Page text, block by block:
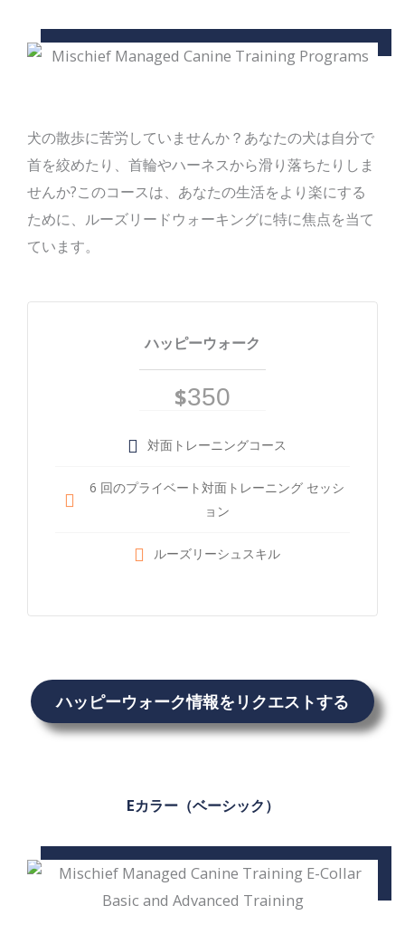
犬の散歩に苦労していませんか？あなたの犬は自分で
首を絞めたり、首輪やハーネスから滑り落ちたりしま
せんか?このコースは、あなたの生活をより楽にする
ために、ルーズリードウォーキングに特に焦点を当て
ています。
ハッピーウォーク
$350
対面トレーニングコース
6 回のプライベート対面トレーニング セッシ
ョン
ルーズリーシュスキル
ハッピーウォーク情報をリクエストする
Eカラー（ベーシック）